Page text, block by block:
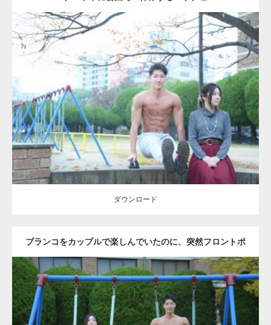
Update:2021.07.6
Category:公園のマッチョ その他 AKIHITO(細マッチョ) 腹筋
ダウンロード
ダウンロード
ブランコをカップルで楽しんでいたのに、突然フロントポ
ーズをするマッチョ
Update: 2021.07.6